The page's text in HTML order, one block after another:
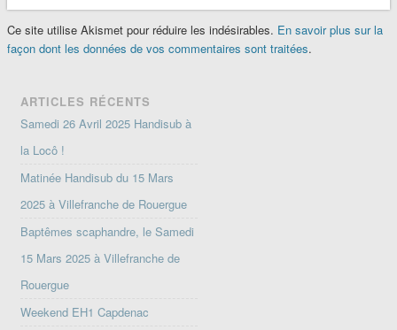
Ce site utilise Akismet pour réduire les indésirables. En savoir plus sur la
façon dont les données de vos commentaires sont traitées.
ARTICLES RÉCENTS
Samedi 26 Avril 2025 Handisub à
la Locô !
Matinée Handisub du 15 Mars
2025 à Villefranche de Rouergue
Baptêmes scaphandre, le Samedi
15 Mars 2025 à Villefranche de
Rouergue
Weekend EH1 Capdenac